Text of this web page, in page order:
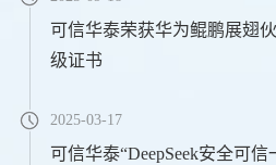
可信华泰荣获华为鲲鹏展翅
级证书
2025-03-17
可信华泰“DeepSeek安全可